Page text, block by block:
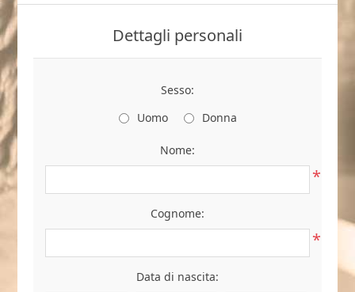
Dettagli personali
Sesso:
Uomo
Donna
Nome:
*
Cognome:
*
Data di nascita: